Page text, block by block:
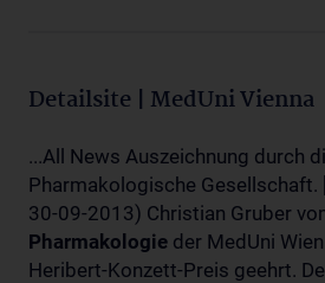
Detailsite | MedUni Vienna
...All News Auszeichnung durch
Pharmakologische Gesellschaft.
30-09-2013) Christian Gruber
Pharmakologie der MedUni
Heribert-Konzett-Preis geehrt.